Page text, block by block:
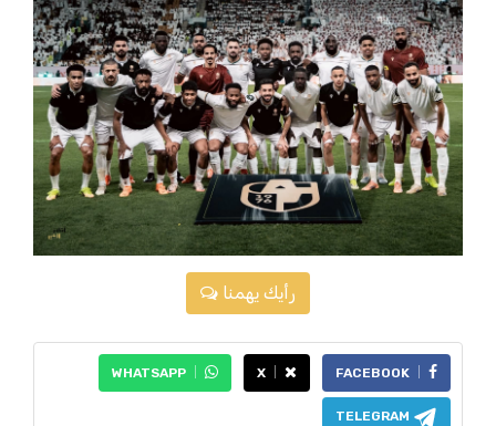
رأيك يهمنا
FACEBOOK
X
WHATSAPP
TELEGRAM